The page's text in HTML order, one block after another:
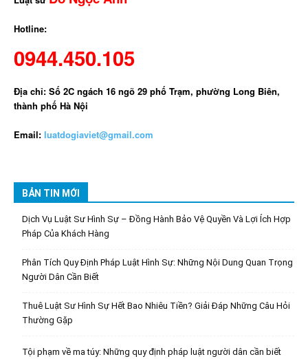
Hotline:
0944.450.105
Địa chỉ: Số 2C ngách 16 ngõ 29 phố Trạm, phường Long Biên,
thành phố Hà Nội
Email: luatdogiaviet@gmail.com
BẢN TIN MỚI
Dịch Vụ Luật Sư Hình Sự – Đồng Hành Bảo Vệ Quyền Và Lợi Ích Hợp
Pháp Của Khách Hàng
Phân Tích Quy Định Pháp Luật Hình Sự: Những Nội Dung Quan Trọng
Người Dân Cần Biết
Thuê Luật Sư Hình Sự Hết Bao Nhiêu Tiền? Giải Đáp Những Câu Hỏi
Thường Gặp
Tội phạm về ma túy: Những quy định pháp luật người dân cần biết